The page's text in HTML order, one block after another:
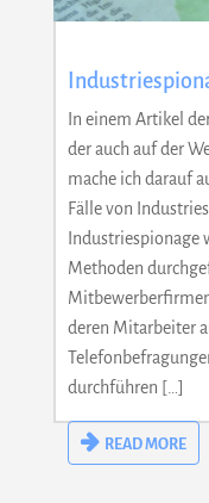
In einem Artikel
der auch auf der
mache ich darauf
Fälle von
Methoden
deren Mitarbeiter
durchführen […]
READ MORE